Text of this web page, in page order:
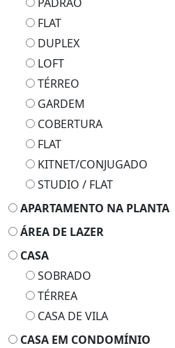
FLAT
DUPLEX
LOFT
TÉRREO
GARDEM
COBERTURA
FLAT
KITNET/CONJUGADO
STUDIO / FLAT
APARTAMENTO NA PLANTA
ÁREA DE LAZER
CASA
SOBRADO
TÉRREA
CASA DE VILA
CASA EM CONDOMÍNIO